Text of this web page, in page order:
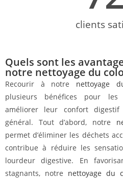
clients
Quels sont les
notre nettoyage du
Recourir à notre nettoyage
plusieurs bénéfices pour les
améliorer leur confort
général. Tout d’abord, notre
permet d’éliminer les déchets
contribue à réduire les
lourdeur digestive. En
stagnants, notre nettoyage du